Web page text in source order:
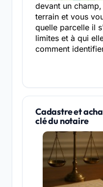
devant un
terrain et vous
quelle parcelle il
limites et à qui
comment
Cadastre et
clé du notaire